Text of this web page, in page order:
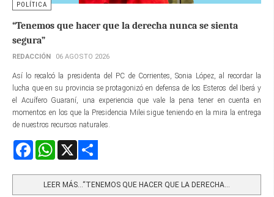
POLÍTICA
“Tenemos que hacer que la derecha nunca se sienta
segura”
REDACCIÓN 06 AGOSTO 2026
Así lo recalcó la presidenta del PC de Corrientes, Sonia López, al recordar la
lucha que en su provincia se protagonizó en defensa de los Esteros del Iberá y
el Acuífero Guaraní, una experiencia que vale la pena tener en cuenta en
momentos en los que la Presidencia Milei sigue teniendo en la mira la entrega
de nuestros recursos naturales.
FacebookWhatsApp
LEER MÁS…“TENEMOS QUE HACER QUE LA DERECHA...